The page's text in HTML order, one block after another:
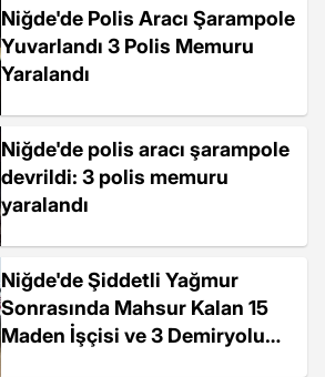
Niğde'de Polis Aracı Şarampole
Yuvarlandı 3 Polis Memuru
Yaralandı
Niğde'de polis aracı şarampole
devrildi: 3 polis memuru
yaralandı
Niğde'de Şiddetli Yağmur
Sonrasında Mahsur Kalan 15
Maden İşçisi ve 3 Demiryolu